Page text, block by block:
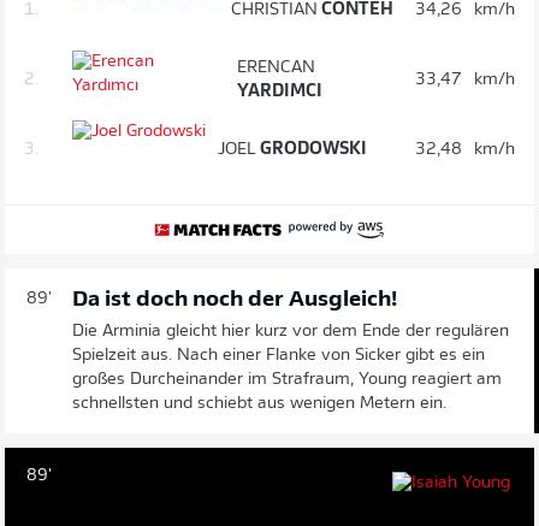
1. CHRISTIAN CONTEH 34,26 km/h
2.
ERENCAN
YARDIMCI
33,47 km/h
3. JOEL GRODOWSKI 32,48 km/h
89' Da ist doch noch der Ausgleich!
Die Arminia gleicht hier kurz vor dem Ende der regulären
Spielzeit aus. Nach einer Flanke von Sicker gibt es ein
großes Durcheinander im Strafraum, Young reagiert am
schnellsten und schiebt aus wenigen Metern ein.
89'